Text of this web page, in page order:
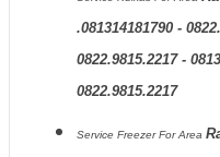
.081314181790 -
0822.9815.2217 -
0822.9815.2217
Service FreezerFor Area